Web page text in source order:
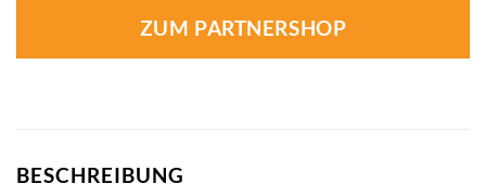
ZUM PARTNERSHOP
BESCHREIBUNG